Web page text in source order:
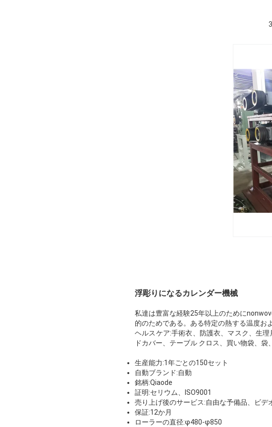
浮彫りになるカレンダー機械
私達は豊富な経験25年以上のために
的のためである。ある特定の熱する温度お
ヘルスケア:手術衣、防護衣、マスク、生
ドカバー、テーブル クロス、買い物袋、
生産能力:1年ごとの150セット
自動ブランド:自動
銘柄:Qiaode
証明:セリウム、ISO9001
売り上げ後のサービス:自由な予備品、ビデ
保証:12か月
ローラーの直径:φ480-φ850